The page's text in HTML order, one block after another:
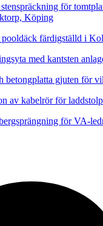
för
Köping
pooldäck färdigställd i
med kantsten
betongplatta gjuten för
av kabelrör för
för VA-